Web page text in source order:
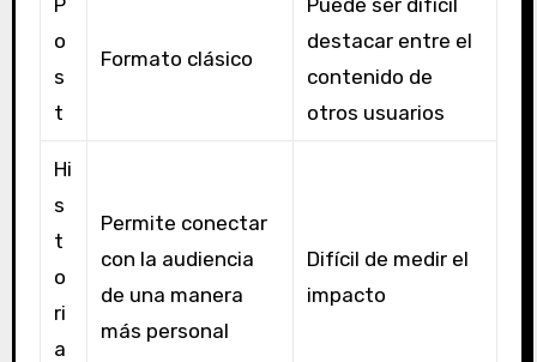
o
s
t
Formato clásico
destacar entre el
contenido de
otros usuarios
Hi
s
t
o
ri
a
Permite conectar
con la audiencia
de una manera
más personal
Difícil de medir el
impacto